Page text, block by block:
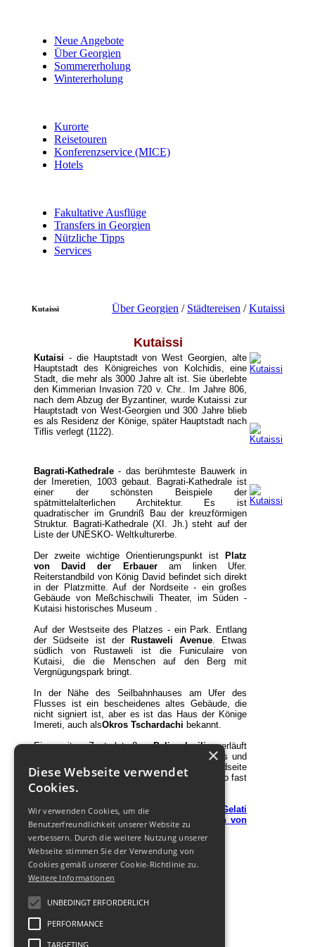
Neue Angebote
Über Georgien
Sommererholung
Wintererholung
Kurorte
Reisetouren
Konferenzservice (MICE)
Hotels
Fakultative Ausflüge
Transfers in Georgien
Nützliche Tipps
Services
Kutaissi Über Georgien / Städtereisen /Kutaissi
Kutaissi
Kutaisi - die Hauptstadt von West Georgien, alte
Hauptstadt des Königreiches von Kolchidis, eine
Stadt, die mehr als 3000 Jahre alt ist. Sie überlebte
den Kimmerian Invasion 720 v. Chr.. Im Jahre 806,
nach dem Abzug der Byzantiner, wurde Kutaissi zur
Hauptstadt von West-Georgien und 300 Jahre blieb
es als Residenz der Könige, später Hauptstadt nach
Tiflis verlegt (1122).
Bagrati-Kathedrale - das berühmteste Bauwerk in
der Imeretien, 1003 gebaut. Bagrati-Kathedrale ist
einer der schönsten Beispiele der
spätmittelalterlichen Architektur. Es ist
quadratischer im Grundriß Bau der kreuzförmigen
Struktur. Bagrati-Kathedrale (XI. Jh.) steht auf der
Liste der UNESKO- Weltkulturerbe.
Der zweite wichtige Orientierungspunkt ist
Platz
von David der Erbaueram linken Ufer.
Reiterstandbild von König David befindet sich direkt
in der Platzmitte. Auf der Nordseite - ein großes
Gebäude von Meßchischwili Theater, im Süden -
Kutaisi historisches Museum .
Auf der Westseite des Platzes - ein Park. Entlang
der Südseite ist der
Rustaweli Avenue. Etwas
südlich von Rustaweli ist die Funiculaire von
Kutaisi, die die Menschen auf den Berg mit
Vergnügungspark bringt.
In der Nähe des Seilbahnhauses am Ufer des
Flusses ist ein bescheidenes altes Gebäude, die
nicht signiert ist, aber es ist das Haus der Könige
Imereti, auch alsOkros Tschardachi bekannt.
Eine weitere Zentralstraße -Paliaschwili- verläuft
nördlich des Parks, dann überquert den Fluss und
endet am Berg. Hälfte der Straße auf der Nordseite
bezieht Kutaisi Markt - ein interessanter Ort, wo fast
alles verkauft wird.
Ausflüge von Kutaisi:Mozameta Kloster
Gelati
Kloster, Sataplia Naturschutzgebiet
Ruinen von
Palast Gegutiund Festung Schorapani
×
Diese Webseite verwendet
Cookies.
Wir verwenden Cookies, um die
Benutzerfreundlichkeit unserer Website zu
verbessern. Durch die weitere Nutzung unserer
Webseite stimmen Sie der Verwendung von
Cookies gemäß unserer Cookie-Richtlinie zu.
Weitere Informationen
UNBEDINGT ERFORDERLICH
PERFORMANCE
TARGETING